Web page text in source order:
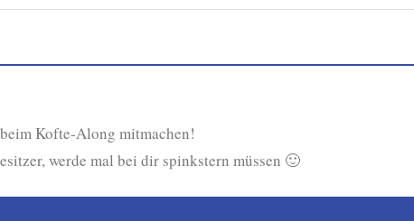
Kofte-Along mitmachen!
werde mal bei dir spinkstern müssen 🙂